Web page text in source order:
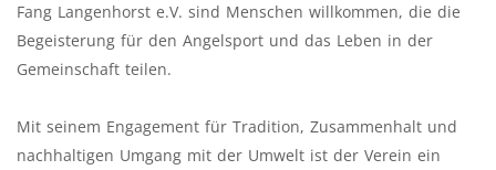
Fang Langenhorst e.V. sind Menschen willkommen, die die
Begeisterung für den Angelsport und das Leben in der
Gemeinschaft teilen.
Mit seinem Engagement für Tradition, Zusammenhalt und
nachhaltigen Umgang mit der Umwelt ist der Verein ein